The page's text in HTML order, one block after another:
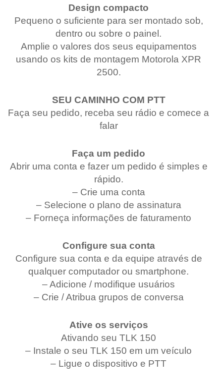
Design compacto
Pequeno o suficiente para ser montado sob,
dentro ou sobre o painel.
Amplie o valores dos seus equipamentos
usando os kits de montagem Motorola XPR
2500.
SEU CAMINHO COM PTT
Faça seu pedido, receba seu rádio e comece a
falar
Faça um pedido
Abrir uma conta e fazer um pedido é simples e
rápido.
– Crie uma conta
– Selecione o plano de assinatura
– Forneça informações de faturamento
Configure sua conta
Configure sua conta e da equipe através de
qualquer computador ou smartphone.
– Adicione / modifique usuários
– Crie / Atribua grupos de conversa
Ative os serviços
Ativando seu TLK 150
– Instale o seu TLK 150 em um veículo
– Ligue o dispositivo e PTT